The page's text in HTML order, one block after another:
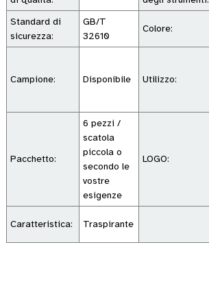
Standard di
sicurezza:
GB/T
32610
Colore:
Campione: Disponibile Utilizzo:
Pacchetto:
6 pezzi /
scatola
piccola o
secondo le
vostre
esigenze
LOGO:
Caratteristica: Traspirante